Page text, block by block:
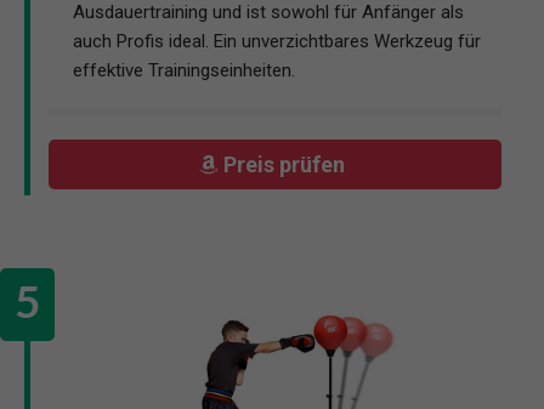
Ausdauertraining und ist sowohl für Anfänger als
auch Profis ideal. Ein unverzichtbares Werkzeug für
effektive Trainingseinheiten.
Preis prüfen